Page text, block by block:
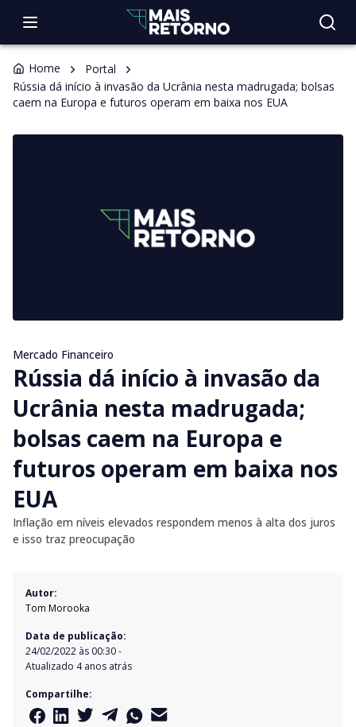
Home
Portal
Rússia dá início à invasão da Ucrânia nesta madrugada; bolsas
caem na Europa e futuros operam em baixa nos EUA
Mercado Financeiro
Rússia dá início à invasão da
Ucrânia nesta madrugada;
bolsas caem na Europa e
futuros operam em baixa nos
EUA
Inflação em níveis elevados respondem menos à alta dos juros
e isso traz preocupação
Autor:
Tom Morooka
Data de publicação:
24/02/2022 às 00:30-
Atualizado 4 anos atrás
Compartilhe: